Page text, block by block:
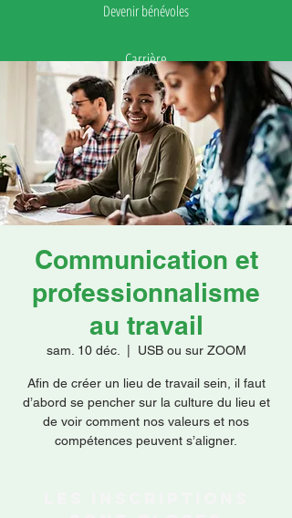
Devenir bénévoles
Carrière
Presse
Faire un don
Communication et
professionnalisme
au travail
sam. 10 déc. USB ou sur ZOOM
Afin de créer un lieu de travail sein, il faut
d’abord se pencher sur la culture du lieu et
de voir comment nos valeurs et nos
compétences peuvent s’aligner.